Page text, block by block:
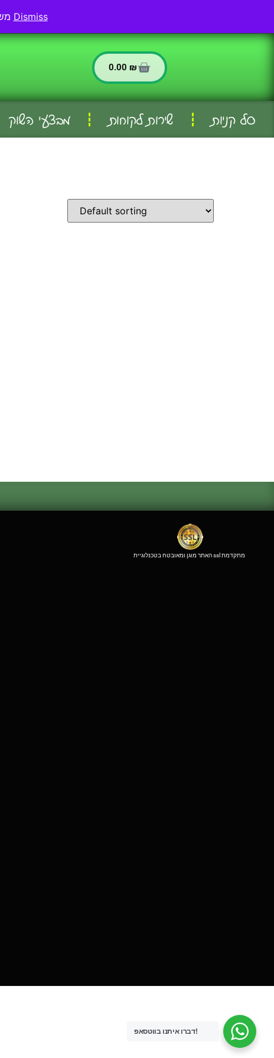
Dismiss
0.00 ₪
מבצעי השוק שירות לקוחות סל קניות
דברו איתנו בווטסאפ!